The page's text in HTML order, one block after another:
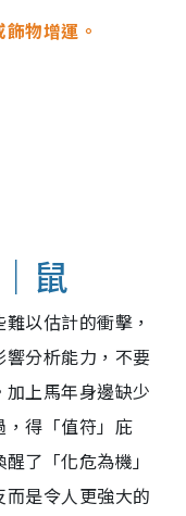
物增運。
鼠
以估計的衝擊，
分析能力，不要
上馬年身邊缺少
得「值符」庇
了「化危為機」
是令人更強大的